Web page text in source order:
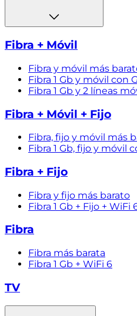
Fibra + Móvil
Fibra y móvil más
Fibra 1 Gb y móvil con
Fibra 1 Gb y 2 líneas
Fibra + Móvil + Fijo
Fibra, fijo y móvil más
Fibra 1 Gb, fijo y móvil
Fibra + Fijo
Fibra y fijo más barato
Fibra 1 Gb + Fijo + WiFi
Fibra
Fibra más barata
Fibra 1 Gb + WiFi 6
TV